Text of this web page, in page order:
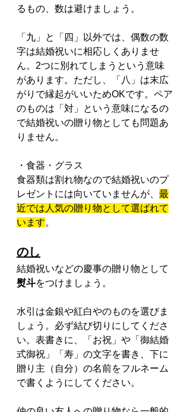
るもの、数は避けましょう。
「九」と「四」以外では、偶数の数
字は結婚祝いに相応しくありませ
ん。2つに別れてしまうという意味
があります。ただし、「八」は末広
がりで縁起がいいためOKです。ペア
のものは「対」という意味になるの
で結婚祝いの贈り物としても問題あ
りません。
・食器・グラス
食器類は割れ物なので結婚祝いのプ
レゼントには向いていませんが、 最
近では人気の贈り物として選ばれて
います。
のし
結婚祝いなどの慶事の贈り物として
熨斗をつけましょう。
水引は金銀や紅白やのものを選びま
しょう。必ず結び切りにしてくださ
い。表書きに、「お祝」や「御結婚
式御祝」「寿」の文字を書き、下に
贈り主（自分）の名前をフルネーム
で書くようにしてください。